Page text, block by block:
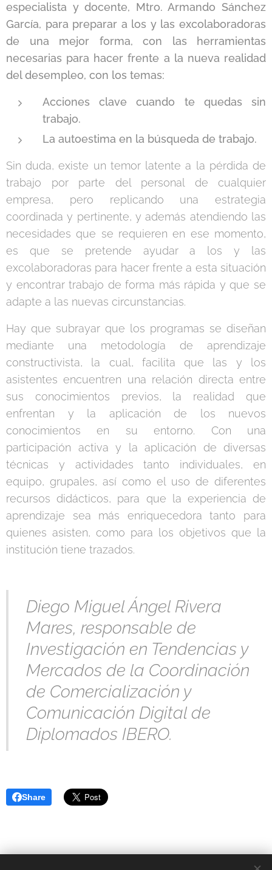
especialista y docente, Mtro. Armando Sánchez
García, para preparar a los y las excolaboradoras
de una mejor forma, con las herramientas
necesarias para hacer frente a la nueva realidad
del desempleo, con los temas:
Acciones clave cuando te quedas sin
trabajo.
La autoestima en la búsqueda de trabajo.
Sin duda, existe un temor latente a la pérdida de
trabajo por parte del personal de cualquier
empresa, pero replicando una estrategia
coordinada y pertinente, y además atendiendo las
necesidades que se requieren en ese momento,
es que se pretende ayudar a los y las
excolaboradoras para hacer frente a esta situación
y encontrar trabajo de forma más rápida y que se
adapte a las nuevas circunstancias.
Hay que subrayar que los programas se diseñan
mediante una metodología de aprendizaje
constructivista, la cual, facilita que las y los
asistentes encuentren una relación directa entre
sus conocimientos previos, la realidad que
enfrentan y la aplicación de los nuevos
conocimientos en su entorno. Con una
participación activa y la aplicación de diversas
técnicas y actividades tanto individuales, en
equipo, grupales, así como el uso de diferentes
recursos didácticos, para que la experiencia de
aprendizaje sea más enriquecedora tanto para
quienes asisten, como para los objetivos que la
institución tiene trazados.
Diego Miguel Ángel Rivera
Mares, responsable de
Investigación en Tendencias y
Mercados de la Coordinación
de Comercialización y
Comunicación Digital de
Diplomados IBERO.
Share